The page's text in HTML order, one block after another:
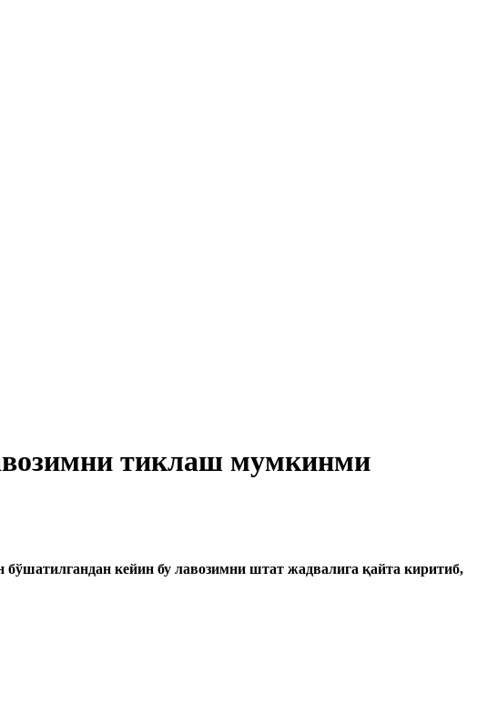
тиклаш мумкинми
бўшатилгандан кейин бу лавозимни штат жадвалига қайта киритиб,